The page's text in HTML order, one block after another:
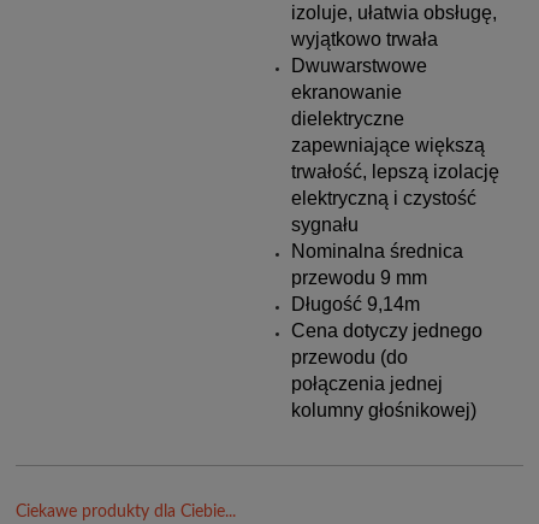
izoluje, ułatwia obsługę,
wyjątkowo trwała
Dwuwarstwowe
ekranowanie
dielektryczne
zapewniające większą
trwałość, lepszą izolację
elektryczną i czystość
sygnału
Nominalna średnica
przewodu 9 mm
Długość 9,14m
Cena dotyczy jednego
przewodu (do
połączenia jednej
kolumny głośnikowej)
Ciekawe produkty dla Ciebie...